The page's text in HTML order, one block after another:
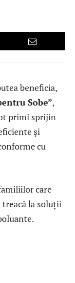
beneficia,
Sobe”,
primi sprijin
și
cu
care
treacă la soluții